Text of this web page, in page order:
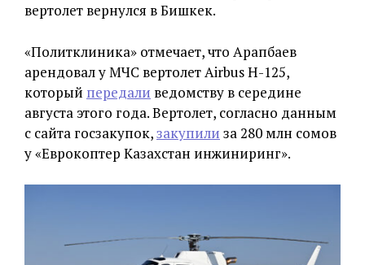
вертолет вернулся в Бишкек.
«Политклиника» отмечает, что Арапбаев
арендовал у МЧС вертолет Airbus H-125,
который передали ведомству в середине
августа этого года. Вертолет, согласно данным
с сайта госзакупок,закупили за 280 млн сомов
у «Еврокоптер Казахстан инжиниринг».